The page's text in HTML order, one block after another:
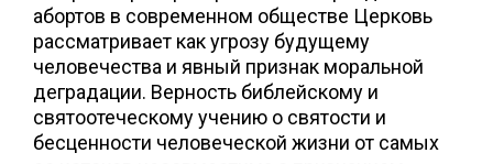
абортов в современном обществе Церковь
рассматривает как угрозу будущему
человечества и явный признак моральной
деградации. Верность библейскому и
святоотеческому учению о святости и
бесценности человеческой жизни от самых